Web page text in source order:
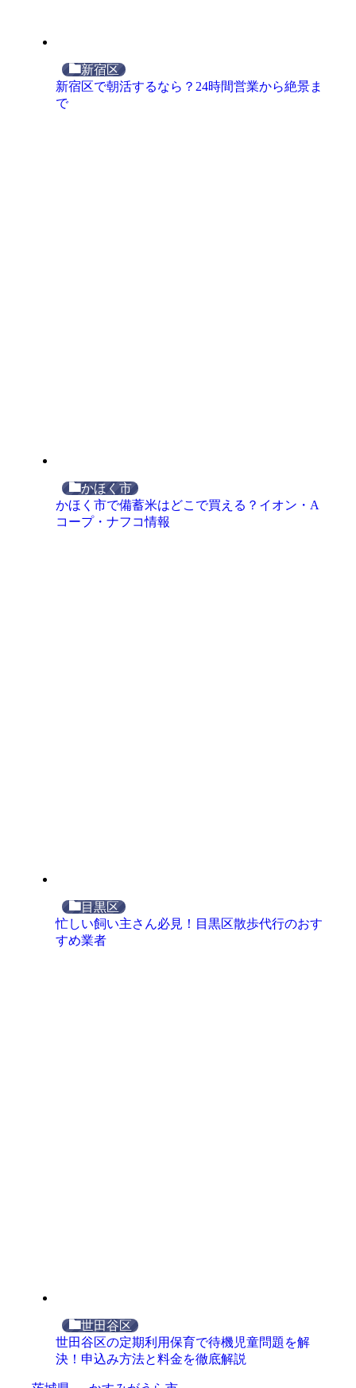
新宿区
新宿区で朝活するなら？24時間営業から絶景ま
で
かほく市
かほく市で備蓄米はどこで買える？イオン・A
コープ・ナフコ情報
目黒区
忙しい飼い主さん必見！目黒区散歩代行のおす
すめ業者
世田谷区
世田谷区の定期利用保育で待機児童問題を解
決！申込み方法と料金を徹底解説